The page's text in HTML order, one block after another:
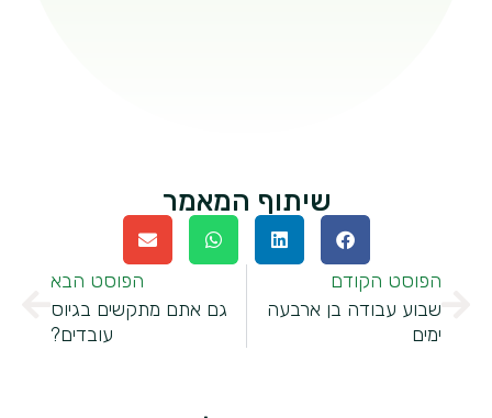
שיתוף המאמר
הפוסט הקודם
שבוע עבודה בן ארבעה
ימים
הפוסט הבא
גם אתם מתקשים בגיוס
עובדים?